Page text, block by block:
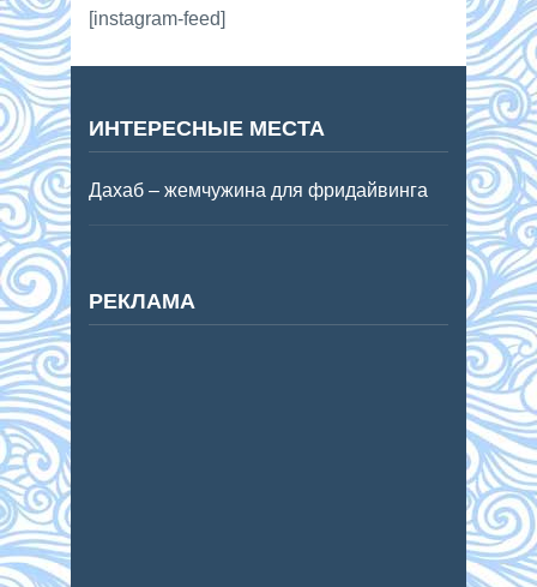
[instagram-feed]
ИНТЕРЕСНЫЕ МЕСТА
Дахаб – жемчужина для фридайвинга
РЕКЛАМА